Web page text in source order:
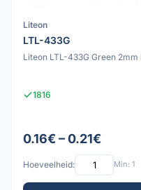
Liteon
LTL-433G
Liteon LTL-433G Green 2mm
1816
0.16€ – 0.21€
Hoeveelheid: Min: 1